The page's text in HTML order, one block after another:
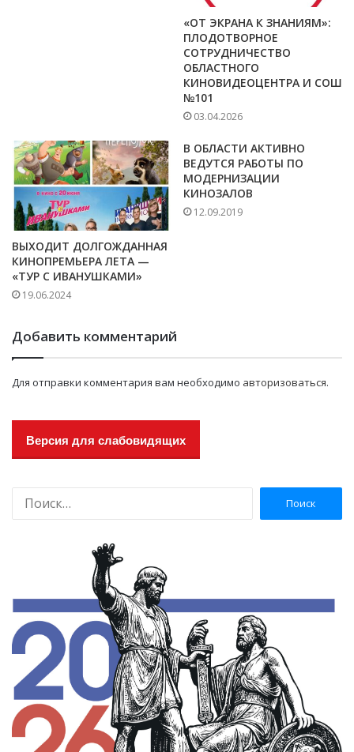
«ОТ ЭКРАНА К ЗНАНИЯМ»:
ПЛОДОТВОРНОЕ
СОТРУДНИЧЕСТВО
ОБЛАСТНОГО
КИНОВИДЕОЦЕНТРА И СОШ
№101
03.04.2026
ВЫХОДИТ ДОЛГОЖДАННАЯ
КИНОПРЕМЬЕРА ЛЕТА —
«ТУР С ИВАНУШКАМИ»
19.06.2024
В ОБЛАСТИ АКТИВНО
ВЕДУТСЯ РАБОТЫ ПО
МОДЕРНИЗАЦИИ
КИНОЗАЛОВ
12.09.2019
Добавить комментарий
Для отправки комментария вам необходимо авторизоваться.
Версия для слабовидящих